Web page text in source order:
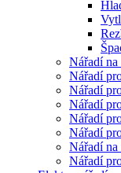
Nářadí na
Nářadí
Nářadí
Nářadí
Nářadí
Nářadí
Nářadí na
Nářadí